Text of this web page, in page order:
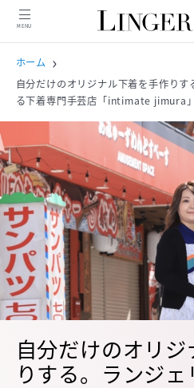
MENU
ニュース
インタビュー
商品紹介
コンテンツ
特集
ピックアップ記事
ホーム
自分だけのオリジナル下着を手作り
る下着専門手芸店「intimate jimura」
自分だけのオリ
りする。ランジ